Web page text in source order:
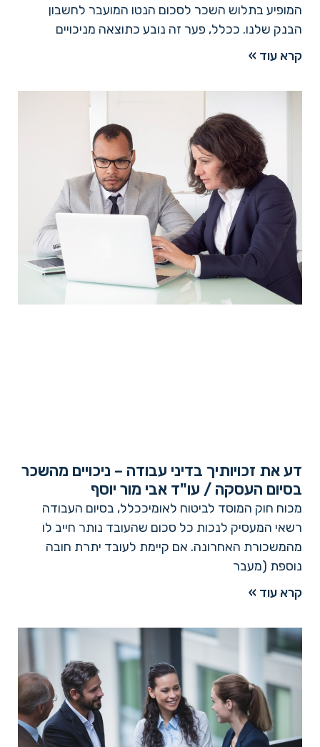
המופיע בתלוש השכר לסכום הנטו המועבר לחשבון
הבנק שלנו. ככלל, פער זה נובע כתוצאה מניכויים
קרא עוד »
דע את זכויותיך בדיני עבודה – ניכויים מהשכר
בסיום העסקה / עו"ד אבי מור יוסף
מכוח חוק המוסד לביטוח לאומיככלל, בסיום העבודה
רשאי המעסיק לנכות כל סכום שהעובד נותר חייב לו
מהמשכורת האחרונה. אם קיימת לעובד יתרת חובה
נוספת (מעבר
קרא עוד »